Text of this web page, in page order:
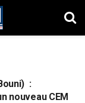
:
nouveau CEM